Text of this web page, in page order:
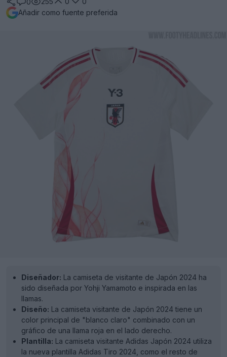
Añadir como fuente preferida
Diseñador: La camiseta de visitante de Japón 2024 ha
sido diseñada por Yohji Yamamoto e inspirada en las
llamas.
Diseño: La camiseta visitante de Japón 2024 tiene un
color principal de "blanco claro" combinado con un
gráfico de una llama roja en el lado derecho.
Plantilla: La camiseta visitante Adidas Japón 2024 utiliza
la nueva plantilla Adidas Tiro 2024, como el resto de